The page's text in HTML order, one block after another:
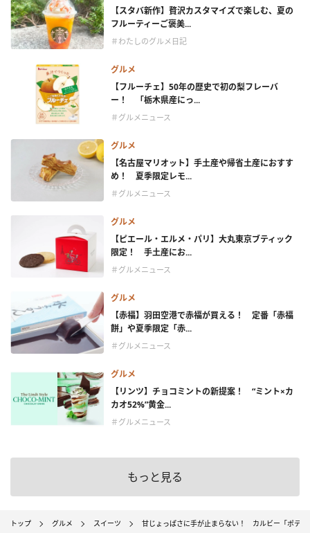
【スタバ新作】贅沢カスタマイズで楽しむ、夏の
フルーティーご褒美...
＃わたしのグルメ日記
グルメ
【フルーチェ】50年の歴史で初の梨フレーバ
ー！ 「栃木県産にっ...
＃グルメニュース
グルメ
【名古屋マリオット】手土産や帰省土産におすす
め！ 夏季限定レモ...
＃グルメニュース
グルメ
【ピエール・エルメ・パリ】大丸東京ブティック
限定！ 手土産にお...
＃グルメニュース
グルメ
【赤福】羽田空港で赤福が買える！ 定番「赤福
餅」や夏季限定「赤...
＃グルメニュース
グルメ
【リンツ】チョコミントの新提案！ “ミント×カ
カオ52%”黄金...
＃グルメニュース
もっと見る
トップ グルメ スイーツ 甘じょっぱさに手が止まらない！ カルビー「ポテ